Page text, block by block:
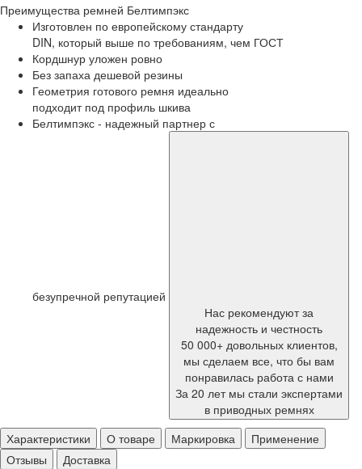
Преимущества ремней Белтимпэкс
Изготовлен по европейскому стандарту
DIN, который выше по требованиям, чем ГОСТ
Кордшнур уложен ровно
Без запаха дешевой резины
Геометрия готового ремня идеально
подходит под профиль шкива
Белтимпэкс - надежный партнер с
безупречной репутацией
Нас рекомендуют за
надежность и честность
50 000+ довольных клиентов,
мы сделаем все, что бы вам
понравилась работа с нами
За 20 лет мы стали экспертами
в приводных ремнях
Характеристики
О товаре Маркировка
Применение
Отзывы
Доставка